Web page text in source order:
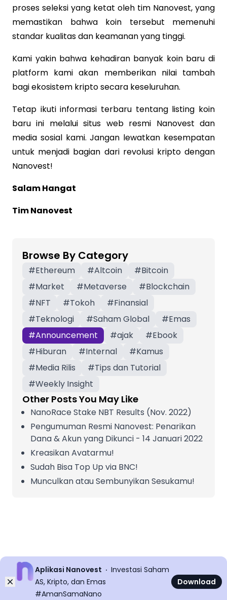
proses seleksi yang ketat oleh tim Nanovest, yang
memastikan bahwa koin tersebut memenuhi
standar kualitas dan keamanan yang tinggi.
Kami yakin bahwa kehadiran banyak koin baru di
platform kami akan memberikan nilai tambah
bagi ekosistem kripto secara keseluruhan.
Tetap ikuti informasi terbaru tentang listing koin
baru ini melalui situs web resmi Nanovest dan
media sosial kami. Jangan lewatkan kesempatan
untuk menjadi bagian dari revolusi kripto dengan
Nanovest!
Salam Hangat
Tim Nanovest
Browse By Category
#Ethereum #Altcoin #Bitcoin
#Market #Metaverse #Blockchain
#NFT #Tokoh #Finansial
#Teknologi #Saham Global #Emas
#Announcement #ajak #Ebook
#Hiburan #Internal #Kamus
#Media Rilis #Tips dan Tutorial
#Weekly Insight
Other Posts You May Like
NanoRace Stake NBT Results (Nov. 2022)
Pengumuman Resmi Nanovest: Penarikan
Dana & Akun yang Dikunci - 14 Januari 2022
Kreasikan Avatarmu!
Sudah Bisa Top Up via BNC!
Munculkan atau Sembunyikan Sesukamu!
Dismiss
Aplikasi Nanovest
Investasi Saham
AS, Kripto, dan Emas
#AmanSamaNano
Download